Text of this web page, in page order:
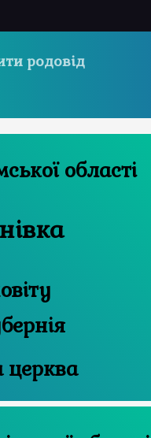
родовід
архів Сумської області
церква